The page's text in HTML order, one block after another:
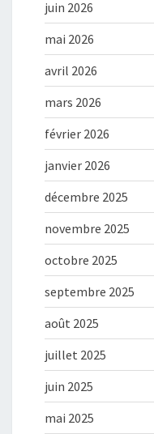
juin 2026
mai 2026
avril 2026
mars 2026
février 2026
janvier 2026
décembre 2025
novembre 2025
octobre 2025
septembre 2025
août 2025
juillet 2025
juin 2025
mai 2025